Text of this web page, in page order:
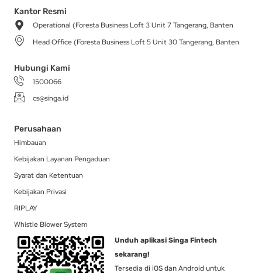
a
g
r
a
m
b
o
-
t
r
i
Kantor Resmi
Operational (Foresta Business Loft 3 Unit 7 Tangerang, Banten
Head Office (Foresta Business Loft 5 Unit 30 Tangerang, Banten
Hubungi Kami
1500066
cs@singa.id
Perusahaan
Himbauan
Kebijakan Layanan Pengaduan
Syarat dan Ketentuan
Kebijakan Privasi
RIPLAY
Whistle Blower System
Unduh aplikasi Singa Fintech
sekarang!
Tersedia di iOS dan Android untuk